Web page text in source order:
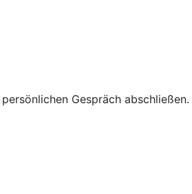
Gespräch abschließen.